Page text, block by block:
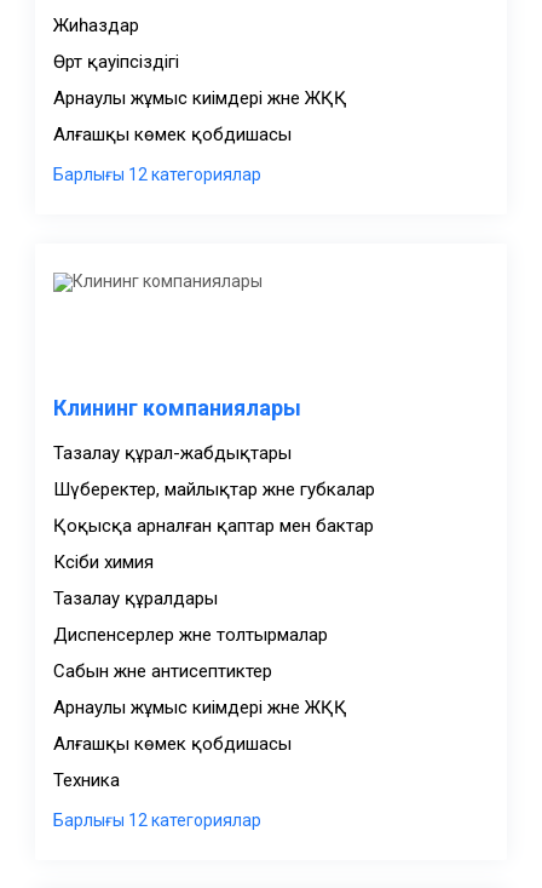
Жиһаздар
Өрт қауіпсіздігі
Арнаулы жұмыс киімдері және ЖҚҚ
Алғашқы көмек қобдишасы
Клининг компаниялары
Тазалау құрал-жабдықтары
Шүберектер, майлықтар және губкалар
Қоқысқа арналған қаптар мен бактар
Кәсіби химия
Тазалау құралдары
Диспенсерлер және толтырмалар
Сабын және антисептиктер
Арнаулы жұмыс киімдері және ЖҚҚ
Алғашқы көмек қобдишасы
Техника